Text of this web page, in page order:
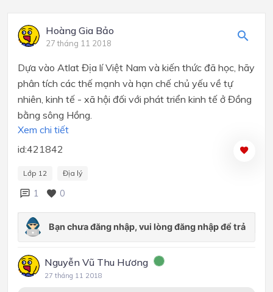
Hoàng Gia Bảo
27 tháng 11 2018
Dựa vào Atlat Địa lí Việt Nam và kiến thức đã học, hãy
phân tích các thế mạnh và hạn chế chủ yếu về tự
nhiên, kinh tế - xã hội đối với phát triển kinh tế ở Đồng
bằng sông Hồng.
Xem chi tiết
id:421842
Lớp 12 Địa lý
1 0
Nguyễn Vũ Thu Hương
27 tháng 11 2018